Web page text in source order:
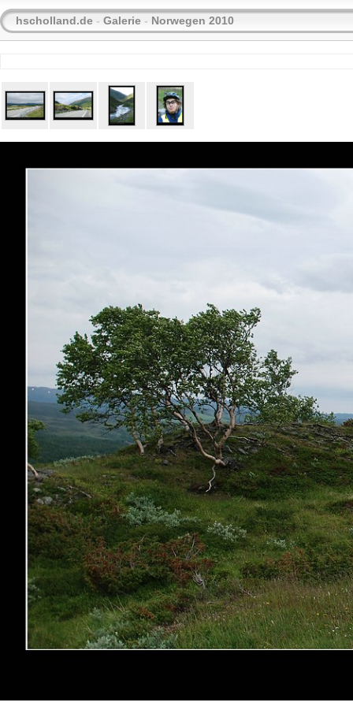
hscholland.de - Galerie - Norwegen 2010